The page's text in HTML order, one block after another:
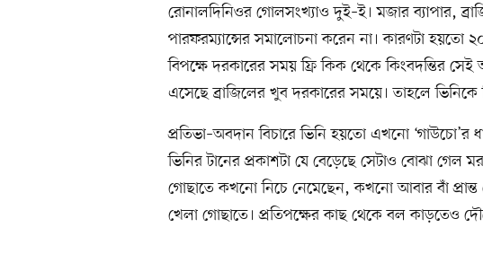
রোনালদিনিওর গোলসংখ্যাও দুই–ই। মজার ব্যাপার,
পারফরম্যান্সের সমালোচনা করেন না। কারণটা হয়তো
বিপক্ষে দরকারের সময় ফ্রি কিক থেকে কিংবদন্তির
এসেছে ব্রাজিলের খুব দরকারের সময়ে। তাহলে
প্রতিভা–অবদান বিচারে ভিনি হয়তো এখনো ‘গাউচো’র
ভিনির টানের প্রকাশটা যে বেড়েছে সেটাও বোঝা গেল
গোছাতে কখনো নিচে নেমেছেন, কখনো আবার বাঁ
খেলা গোছাতে। প্রতিপক্ষের কাছ থেকে বল কাড়তেও